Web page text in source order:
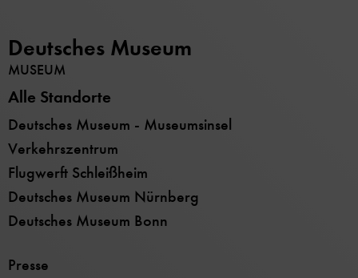
Deutsches Museum
MUSEUM
Alle Standorte
Deutsches Museum - Museumsinsel
Verkehrszentrum
Flugwerft Schleißheim
Deutsches Museum Nürnberg
Deutsches Museum Bonn
Presse